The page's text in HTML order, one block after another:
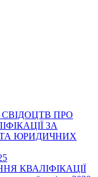
СВІДОЦТВ ПРО
ЗА
ЮРИДИЧНИХ
КВАЛІФІКАЦІЇ